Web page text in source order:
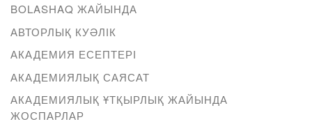
BOLASHAQ ЖАЙЫНДА
АВТОРЛЫҚ КУӘЛІК
АКАДЕМИЯ ЕСЕПТЕРІ
АКАДЕМИЯЛЫҚ САЯСАТ
АКАДЕМИЯЛЫҚ ҰТҚЫРЛЫҚ ЖАЙЫНДА
ЖОСПАРЛАР